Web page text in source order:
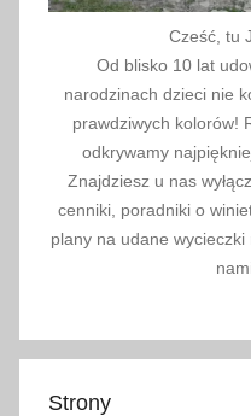
Cześć, tu
Od blisko 10 lat
narodzinach dzieci nie
prawdziwych kolorów!
odkrywamy
Znajdziesz u nas
cenniki, poradniki o
plany na udane
Strony